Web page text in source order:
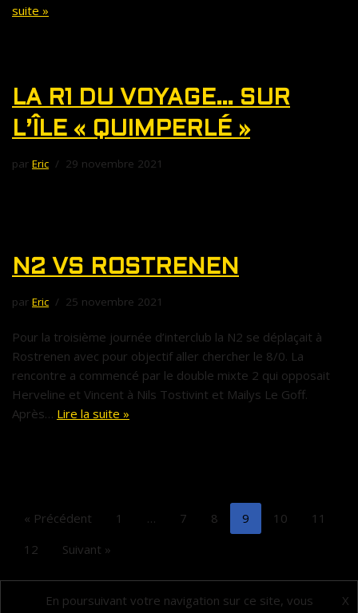
suite »
LA R1 DU VOYAGE… SUR
L’ÎLE « QUIMPERLÉ »
par Eric 29 novembre 2021
N2 VS ROSTRENEN
par Eric 25 novembre 2021
Pour la troisième journée d’interclub la N2 se déplaçait à
Rostrenen avec pour objectif aller chercher le 8/0. La
rencontre a commencé par le double mixte 2 qui opposait
Herveline et Vincent à Nils Tostivint et Mailys Le Goff.
Après… Lire la suite »
« Précédent 1 … 7 8 9 10
11
12
Suivant »
En poursuivant votre navigation sur ce site, vous
X